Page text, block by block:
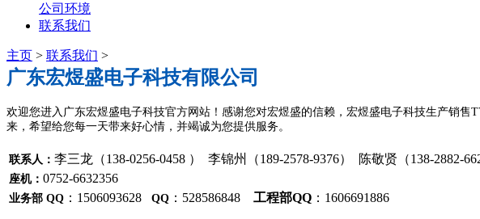
公司环境
联系我们
主页 > 联系我们 >
广东宏煜盛电子科技有限公司
欢迎您进入广东宏煜盛电子科技官方网站！感谢您对宏煜盛的信赖，宏煜盛电子科技生产销
来，希望给您每一天带来好心情，并竭诚为您提供服务。
联系人： 李三龙（138-0256-0458 ） 李锦州（189-2578-9376） 陈敬贤（138-2882-
座机： 0752-6632356
业务部 QQ ：1506093628 QQ ：528586848 工程部QQ ：1606691886